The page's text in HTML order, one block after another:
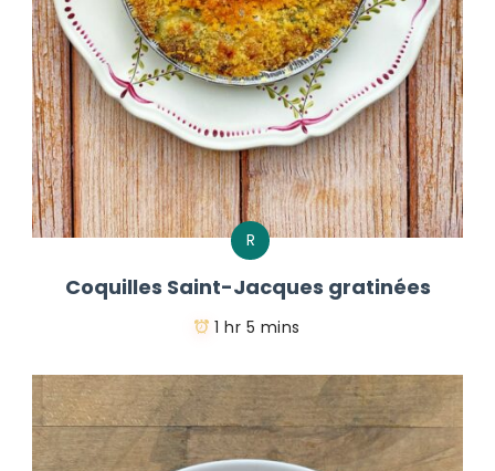
R
Coquilles Saint-Jacques gratinées
1 hr 5 mins